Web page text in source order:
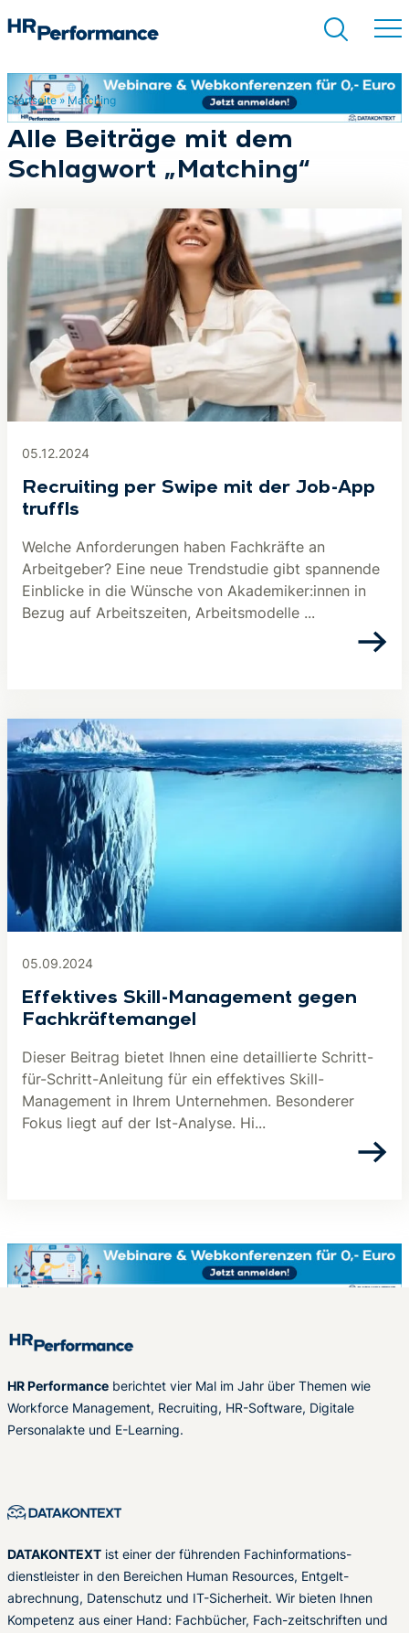
Suchen
Startseite» Matching
Alle Beiträge mit dem
Schlagwort „Matching“
05.12.2024
Recruiting per Swipe mit der Job-App
truffls
Welche Anforderungen haben Fachkräfte an
Arbeitgeber? Eine neue Trendstudie gibt spannende
Einblicke in die Wünsche von Akademiker:innen in
Bezug auf Arbeitszeiten, Arbeitsmodelle ...
05.09.2024
Effektives Skill-Management gegen
Fachkräftemangel
Dieser Beitrag bietet Ihnen eine detaillierte Schritt-
für-Schritt-Anleitung für ein effektives Skill-
Management in Ihrem Unternehmen. Besonderer
Fokus liegt auf der Ist-Analyse. Hi...
HR Performance berichtet vier Mal im Jahr über Themen wie
Workforce Management, Recruiting, HR-Software, Digitale
Personalakte und E-Learning.
DATAKONTEXT ist einer der führenden Fachinformations-
dienstleister in den Bereichen Human Resources, Entgelt-
abrechnung, Datenschutz und IT-Sicherheit. Wir bieten Ihnen
Kompetenz aus einer Hand: Fachbücher, Fach-zeitschriften und